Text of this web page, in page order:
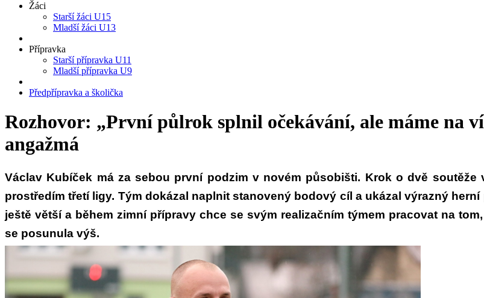
Žáci
Starší žáci U15
Mladší žáci U13
Přípravka
Starší přípravka U11
Mladší přípravka U9
Předpřípravka a školička
Rozhovor: „První půlrok splnil očekávání, ale máme na
angažmá
Václav Kubíček má za sebou první podzim v novém působišti. Krok o dvě
prostředím třetí ligy. Tým dokázal naplnit stanovený bodový cíl a ukázal výrazný
ještě větší a během zimní přípravy chce se svým realizačním týmem pracovat na
se posunula výš.